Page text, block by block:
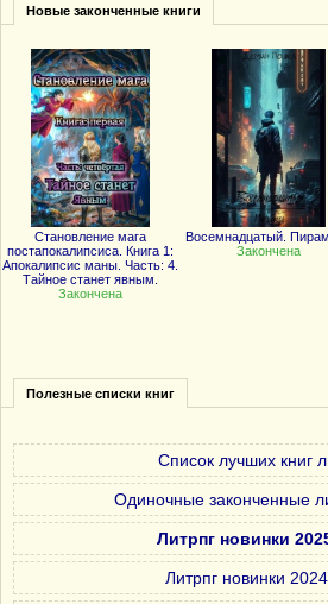
Новые законченные книги
Становление мага
постапокалипсиса. Книга 1:
Апокалипсис маны. Часть: 4.
Тайное станет явным.
Закончена
Восемнадцатый.
Закончена
Полезные списки книг
Список лучших книг
Одиночные законченные
Литрпг новинки
Литрпг новинки